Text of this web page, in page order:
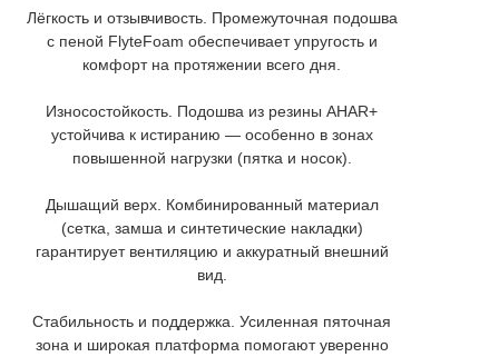
Лёгкость и отзывчивость. Промежуточная подошва
с пеной FlyteFoam обеспечивает упругость и
комфорт на протяжении всего дня.
Износостойкость. Подошва из резины AHAR+
устойчива к истиранию — особенно в зонах
повышенной нагрузки (пятка и носок).
Дышащий верх. Комбинированный материал
(сетка, замша и синтетические накладки)
гарантирует вентиляцию и аккуратный внешний
вид.
Стабильность и поддержка. Усиленная пяточная
зона и широкая платформа помогают уверенно